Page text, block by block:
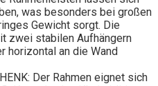
was besonders bei großen
Gewicht sorgt. Die
zwei stabilen Aufhängern
horizontal an die Wand
Der Rahmen eignet sich